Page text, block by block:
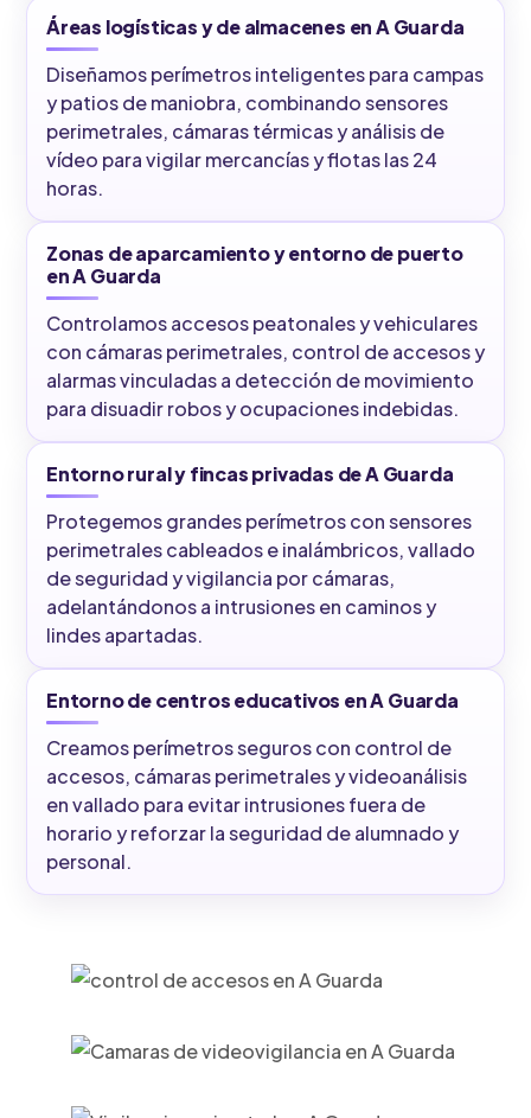
Áreas logísticas y de almacenes en A Guarda
Diseñamos perímetros inteligentes para campas
y patios de maniobra, combinando sensores
perimetrales, cámaras térmicas y análisis de
vídeo para vigilar mercancías y flotas las 24
horas.
Zonas de aparcamiento y entorno de puerto
en A Guarda
Controlamos accesos peatonales y vehiculares
con cámaras perimetrales, control de accesos y
alarmas vinculadas a detección de movimiento
para disuadir robos y ocupaciones indebidas.
Entorno rural y fincas privadas de A Guarda
Protegemos grandes perímetros con sensores
perimetrales cableados e inalámbricos, vallado
de seguridad y vigilancia por cámaras,
adelantándonos a intrusiones en caminos y
lindes apartadas.
Entorno de centros educativos en A Guarda
Creamos perímetros seguros con control de
accesos, cámaras perimetrales y videoanálisis
en vallado para evitar intrusiones fuera de
horario y reforzar la seguridad de alumnado y
personal.